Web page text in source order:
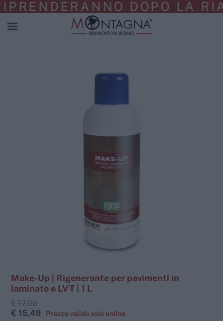
DOPO LA
Make-Up | Rigenerante per pavimenti in
laminato e LVT | 1 L
€ 17,00
€ 15,49